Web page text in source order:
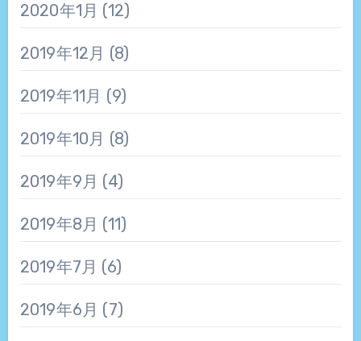
2020年1月 (12)
2019年12月 (8)
2019年11月 (9)
2019年10月 (8)
2019年9月 (4)
2019年8月 (11)
2019年7月 (6)
2019年6月 (7)